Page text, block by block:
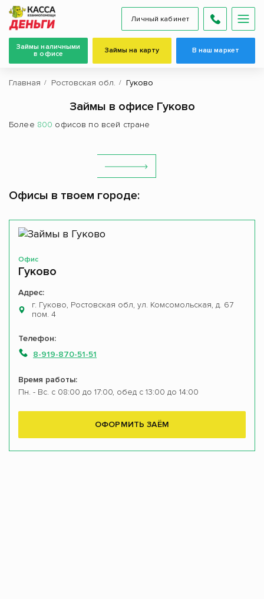
Личный кабинет
Займы наличными
в офисе
Займы на карту В наш маркет
Главная Ростовская обл. Гуково
Займы в офисе Гуково
Более 800 офисов по всей стране
Офисы в твоем городе:
Офис
Гуково
Адрес:
г. Гуково, Ростовская обл, ул. Комсомольская, д. 67
пом. 4
Телефон:
8-919-870-51-51
Время работы:
Пн. - Вс. с 08:00 до 17:00, обед с 13:00 до 14:00
ОФОРМИТЬ ЗАЁМ